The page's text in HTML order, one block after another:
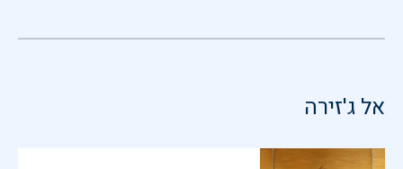
אל ג'זירה